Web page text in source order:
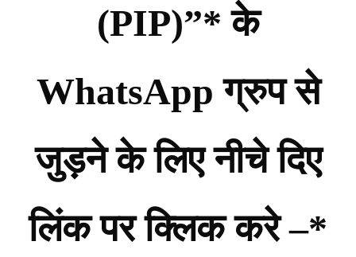
(PIP)”* के
WhatsApp ग्रुप से
जुड़ने के लिए नीचे दिए
लिंक पर क्लिक करे –*